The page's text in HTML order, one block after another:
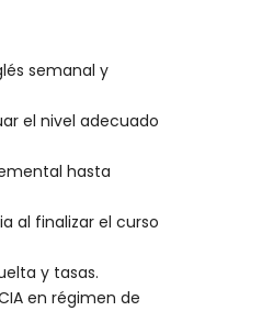
semanal y
el nivel adecuado
hasta
al finalizar el curso
y tasas.
en régimen de